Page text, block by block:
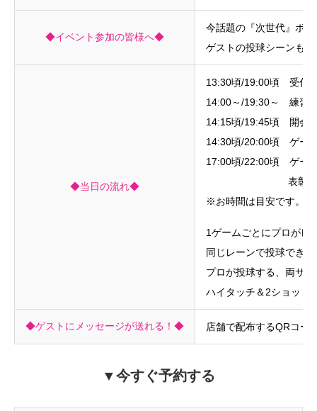
◆イベント参加の皆様へ◆
今話題の『次世代』ボ
ゲストの投球シーンも
◆当日の流れ◆
13:30頃/19:00頃 受付
14:00～/19:30～ 練習
14:15頃/19:45頃 開会
14:30頃/20:00頃 ゲー
17:00頃/22:00頃 ゲー
表彰式・プロへ
※お時間は目安です。
1ゲームごとにプロがレ
同じレーンで投球でき
プロが投球する、両サ
ハイタッチ＆2ショット
◆ゲストにメッセージが送れる！◆ 店舗で配布するQRコー
▼今すぐ予約する